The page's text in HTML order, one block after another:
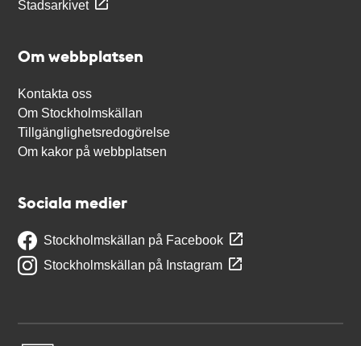
Stadsarkivet
Om webbplatsen
Kontakta oss
Om Stockholmskällan
Tillgänglighetsredogörelse
Om kakor på webbplatsen
Sociala medier
Stockholmskällan på Facebook
Stockholmskällan på Instagram